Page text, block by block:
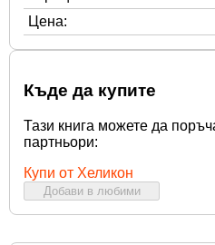
Цена:
Къде да купите
Тази книга можете да
партньори:
Купи от Хеликон
Добави в любими